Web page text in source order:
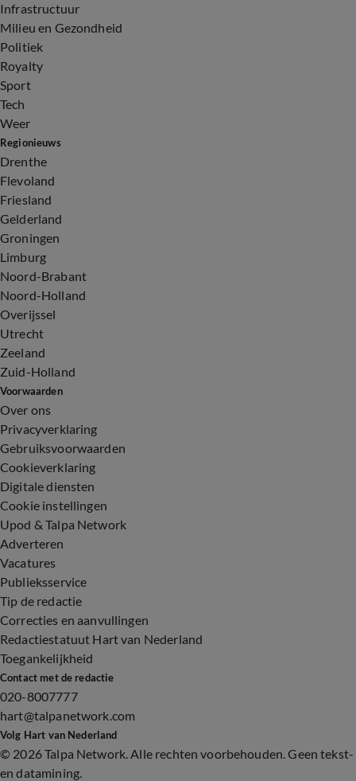
Infrastructuur
Milieu en Gezondheid
Politiek
Royalty
Sport
Tech
Weer
Regionieuws
Drenthe
Flevoland
Friesland
Gelderland
Groningen
Limburg
Noord-Brabant
Noord-Holland
Overijssel
Utrecht
Zeeland
Zuid-Holland
Voorwaarden
Over ons
Privacyverklaring
Gebruiksvoorwaarden
Cookieverklaring
Digitale diensten
Cookie instellingen
Upod & Talpa Network
Adverteren
Vacatures
Publieksservice
Tip de redactie
Correcties en aanvullingen
Redactiestatuut Hart van Nederland
Toegankelijkheid
Contact met de redactie
020-8007777
hart@talpanetwork.com
Volg Hart van Nederland
© 2026 Talpa Network. Alle rechten voorbehouden. Geen tekst-
en datamining.